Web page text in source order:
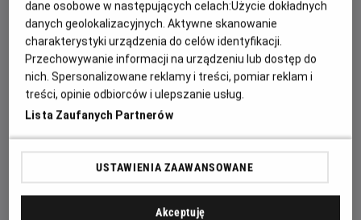
dane osobowe w następujących celach:Użycie dokładnych
danych geolokalizacyjnych. Aktywne skanowanie
charakterystyki urządzenia do celów identyfikacji.
Przechowywanie informacji na urządzeniu lub dostęp do
nich. Spersonalizowane reklamy i treści, pomiar reklam i
treści, opinie odbiorców i ulepszanie usług.
Lista Zaufanych Partnerów
USTAWIENIA ZAAWANSOWANE
Akceptuję